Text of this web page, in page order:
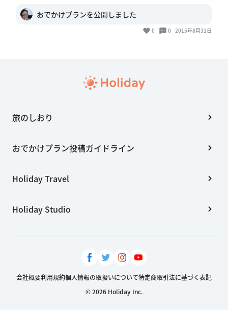
おでかけプランを公開しました
0 0 2015年8月31日
旅のしおり
おでかけプラン投稿ガイドライン
Holiday Travel
Holiday Studio
会社概要利用規約個人情報の取扱いについて特定商取引法に基づく表記
© 2026 Holiday Inc.